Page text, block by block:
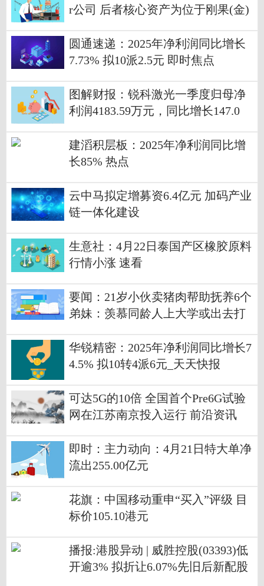
r公司 后者核心资产为位于刚果(金)
圆通速递：2025年净利润同比增长
7.73% 拟10派2.5元 即时焦点
图解财报：锐科激光一季度归母净
利润4183.59万元，同比增长147.0
建滔积层板：2025年净利润同比增
长85% 热点
云中马拟定增募资6.4亿元 加码产业
链一体化建设
生意社：4月22日泰国产区橡胶原料
行情小涨 速看
要闻：21岁小伙卖猪肉帮助抚养6个
弟妹：羡慕同龄人上大学或出去打
华锐精密：2025年净利润同比增长7
4.5% 拟10转4派6元_天天快报
可达5G的10倍 全国首个Pre6G试验
网在江苏南京投入运行 前沿资讯
即时：主力动向：4月21日特大单净
流出255.00亿元
花旗：中国移动重申“买入”评级 目
标价105.10港元
播报:港股异动 | 威胜控股(03393)低
开逾3% 拟折让6.07%先旧后新配股